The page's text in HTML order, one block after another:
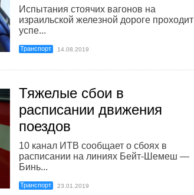
Испытания стоячих вагонов на
израильской железной дороге проходит
успе...
Транспорт 14.08.2019
Тяжелые сбои в
расписании движения
поездов
10 канал ИТВ сообщает о сбоях в
расписании на линиях Бейт-Шемеш —
Бинь...
Транспорт 23.01.2019